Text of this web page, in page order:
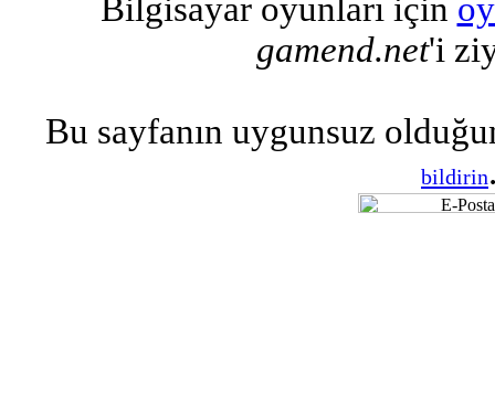
Bilgisayar oyunları için
gamend.net'i
Bu sayfanın uygunsuz
bildirin